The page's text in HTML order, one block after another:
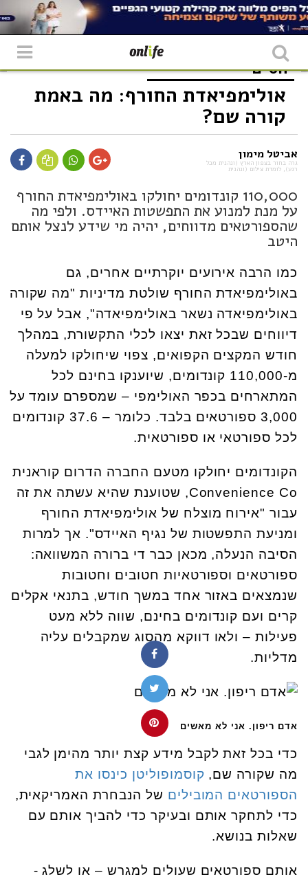
יחסים
אולימפיאדת החורף: מה באמת
קורה שם?
אביטל מימון
גרה בחור בצפון הארץ (ונהנית מכל
רגע), לומדת צילום (ונהנית
110,000 קונדומים יחולקו באולימפיאדת החורף
על מנת למנוע את התפשטות האיידס. ולפי מה
שהספורטאים מדווחים, יהיה מי שידע לנצל אותם
היטב
כמו הרבה אירועים יוקרתיים אחרים, גם
באולימפיאדת החורף שולטת מדיניות "מה שקורה
באולימפיאדה נשאר באולימפיאדה", אבל על פי
דיווחים שבכל זאת יצאו לכלי התקשורת, במהלך
חודש המקצים הקפואים, צפוי שיחולקו למעלה
מ-110,000 קונדומים, שיוענקו בחינם לכל
המתארחים בכפר האולימפי – שמספרם עומד על
3,000 ספורטאים בלבד. כלומר – 37.6 קונדומים
לכל ספורטאי או ספורטאית.
הקונדומים יחולקו מטעם החברה הדרום קוראנית
Convenience Co, שטוענת שהיא עשתה את זה
עבור "אירוח מוצלח של אולימפיאדת החורף
ומניעת התפשטות של נגיף האיידס". אך למרות
הסיבה הנעלה, מכאן כבר די ברורה המשוואה:
ספורטאים וספורטאיות חטובים וחטובות
שנמצאים באזור אחד במשך חודש, בתנאי אקלים
קרים ועם קונדומים בחינם, שווה ללא מעט
פעילות – ולאו דווקא מהסוג שמקבלים עליה
מדליות.
אדם ריפון. אני לא מאשים
כדי בכל זאת לקבל מידע קצת יותר מהימן לגבי
מה שקורה שם, קוסמופוליטן כינסו את
הספורטאים המובילים של הנבחרת האמריקאית,
כדי לתחקר אותם ובעיקר כדי להביך אותם עם
שאלות בנושא.
אותם ספורטאים שעולים למגרש – או לשלג -